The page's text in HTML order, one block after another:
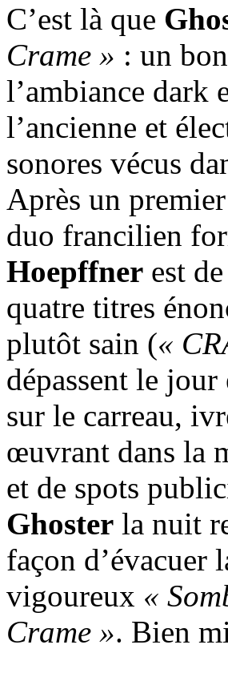
C’est là que
Crame » : un
l’ambiance dark
l’ancienne et
sonores vécus
Après un
duo francilien
Hoepffner est
quatre titres
plutôt sain («
dépassent le
sur le carreau,
œuvrant dans la
et de spots
Ghoster la nuit
façon d’évacuer
vigoureux «
Crame ». Bien